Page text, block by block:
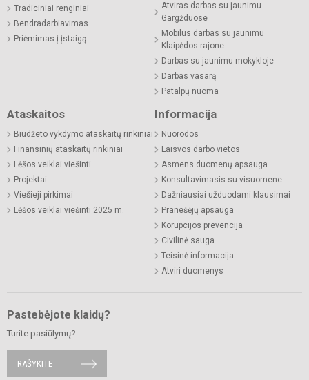
Tradiciniai renginiai
Bendradarbiavimas
Priėmimas į įstaigą
Atviras darbas su jaunimu
Gargžduose
Mobilus darbas su jaunimu
Klaipėdos rajone
Darbas su jaunimu mokykloje
Darbas vasarą
Patalpų nuoma
Ataskaitos
Biudžeto vykdymo ataskaitų rinkiniai
Finansinių ataskaitų rinkiniai
Lėšos veiklai viešinti
Projektai
Viešieji pirkimai
Lėšos veiklai viešinti 2025 m.
Informacija
Nuorodos
Laisvos darbo vietos
Asmens duomenų apsauga
Konsultavimasis su visuomene
Dažniausiai užduodami klausimai
Pranešėjų apsauga
Korupcijos prevencija
Civilinė sauga
Teisinė informacija
Atviri duomenys
Pastebėjote klaidų?
Turite pasiūlymų?
RAŠYKITE